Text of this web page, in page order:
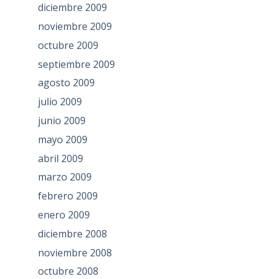
diciembre 2009
noviembre 2009
octubre 2009
septiembre 2009
agosto 2009
julio 2009
junio 2009
mayo 2009
abril 2009
marzo 2009
febrero 2009
enero 2009
diciembre 2008
noviembre 2008
octubre 2008